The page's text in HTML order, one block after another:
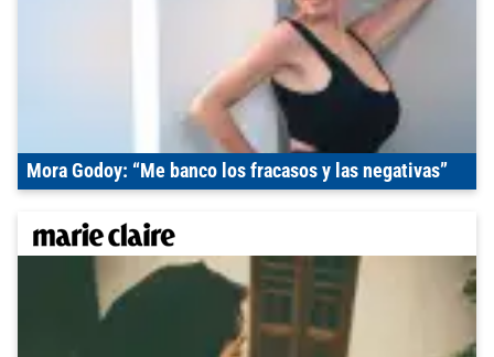
Mora Godoy: “Me banco los fracasos y las negativas”